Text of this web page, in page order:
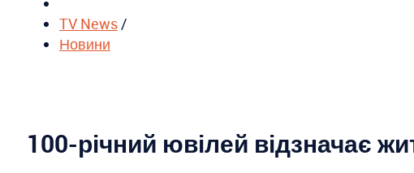
TV News /
Новини
100-річний ювілей відзначає